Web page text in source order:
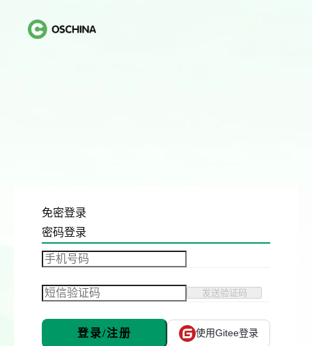
免密登录
密码登录
发送验证码
登录/注册 使用Gitee登录